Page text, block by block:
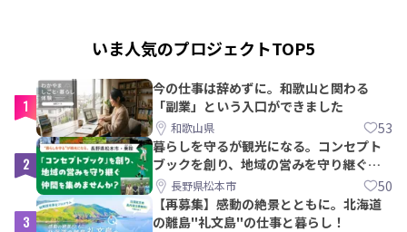
いま人気のプロジェクトTOP5
1
今の仕事は辞めずに。和歌山と関わる
「副業」という入口ができました
和歌山県 53
2
暮らしを守るが観光になる。コンセプト
ブックを創り、地域の営みを守り継ぐ仲
間を集めませんか？
長野県松本市 50
3
【再募集】感動の絶景とともに。北海道
の離島"礼文島"の仕事と暮らし！